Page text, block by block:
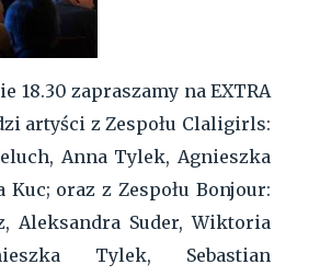
18.30 zapraszamy na EXTRA
artyści z Zespołu Claligirls:
Anna Tylek, Agnieszka
Kuc; oraz z Zespołu Bonjour:
Aleksandra Suder, Wiktoria
Tylek, Sebastian